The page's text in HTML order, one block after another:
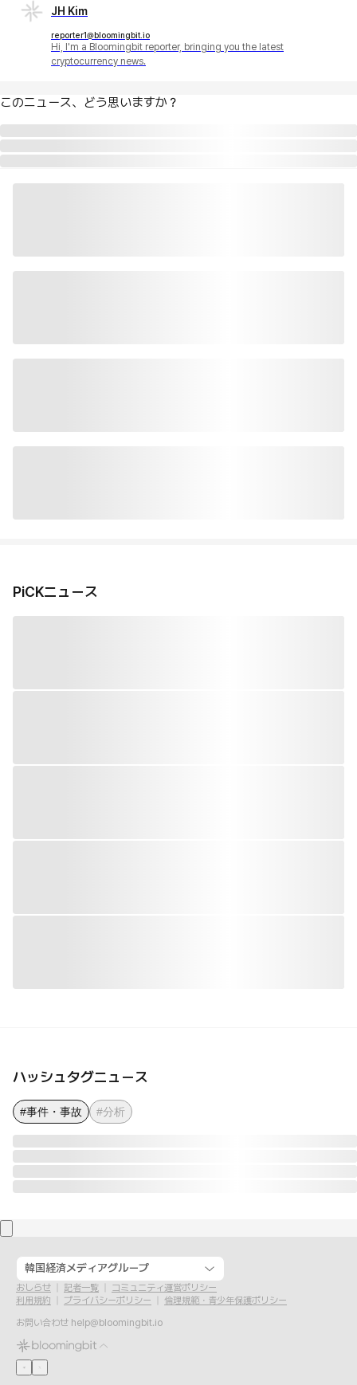
JH Kim
reporter1@bloomingbit.io
Hi, I'm a Bloomingbit reporter, bringing you the latest
cryptocurrency news.
このニュース、どう思いますか？
PiCKニュース
ハッシュタグニュース
#事件・事故 #分析
韓国経済メディアグループ
おしらせ 記者一覧
コミュニティ運営ポリシー
利用規約
プライバシーポリシー
倫理規範・青少年保護ポリシー
お問い合わせ help@bloomingbit.io